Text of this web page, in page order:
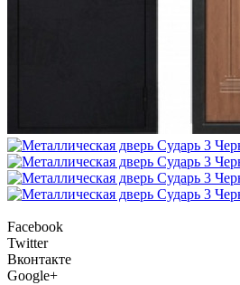
Facebook
Twitter
Вконтакте
Google+